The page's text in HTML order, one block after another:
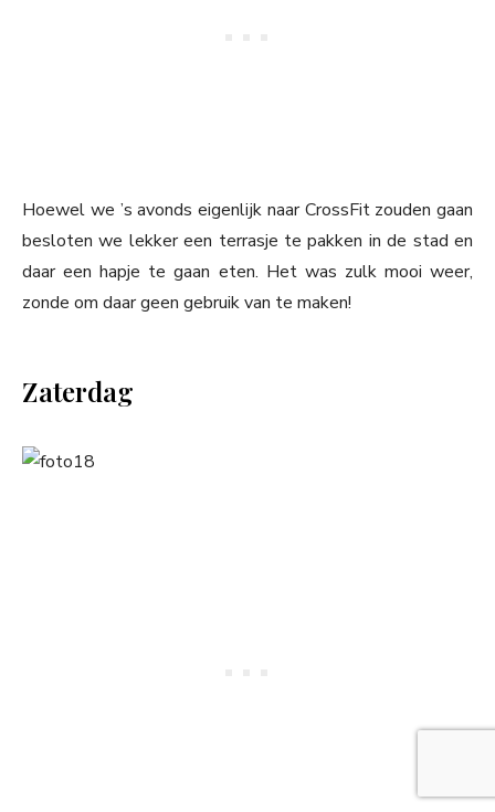
Hoewel we ’s avonds eigenlijk naar CrossFit zouden gaan
besloten we lekker een terrasje te pakken in de stad en
daar een hapje te gaan eten. Het was zulk mooi weer,
zonde om daar geen gebruik van te maken!
Zaterdag